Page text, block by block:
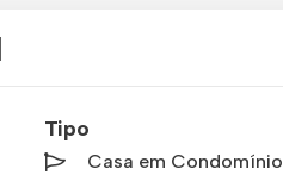
Tipo
Casa em Condomínio